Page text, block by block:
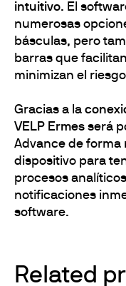
intuitivo. El
numerosas
básculas, pero
barras que
minimizan el
Gracias a la
VELP Ermes será
Advance de forma
dispositivo para
procesos
notificaciones
software.
Related